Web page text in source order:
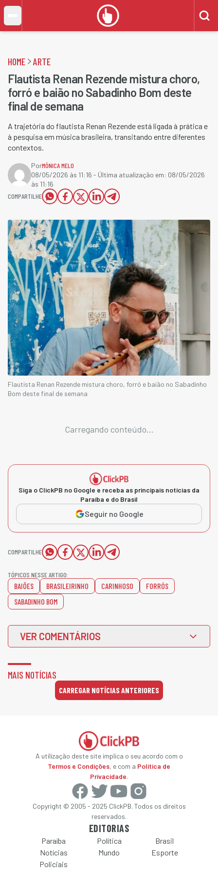
HOME ARTE
Flautista Renan Rezende mistura choro,
forró e baião no Sabadinho Bom deste
final de semana
A trajetória do flautista Renan Rezende está ligada à prática e
à pesquisa em música brasileira, transitando entre diferentes
contextos.
PorMÔNICA MELO
08/05/2026 às 11:16 - Última atualização em: 08/05/2026
às 11:16
COMPARTILHE
Flautista Renan Rezende mistura choro, forró e baião no Sabadinho
Bom deste final de semana
Carregando conteúdo...
Siga o ClickPB no Google e receba as principais notícias da
Paraíba e do Brasil
Seguir no Google
COMPARTILHE
TÓPICOS NESSE ARTIGO:
BAIÕES BRASILEIRINHO CARINHOSO
FORRÓS
SABADINHO BOM
VER COMENTÁRIOS
MAIS NOTÍCIAS
CARREGAR NOTÍCIAS ANTERIORES
A utilização deste site implica o seu acordo com o
Termos e Condições, e com a Política de
Privacidade.
Copyright © 2005 - 2025 ClickPB. Todos os direitos
reservados.
EDITORIAS
Paraíba Política
Brasil
Notícias
Policiais
Mundo Esporte